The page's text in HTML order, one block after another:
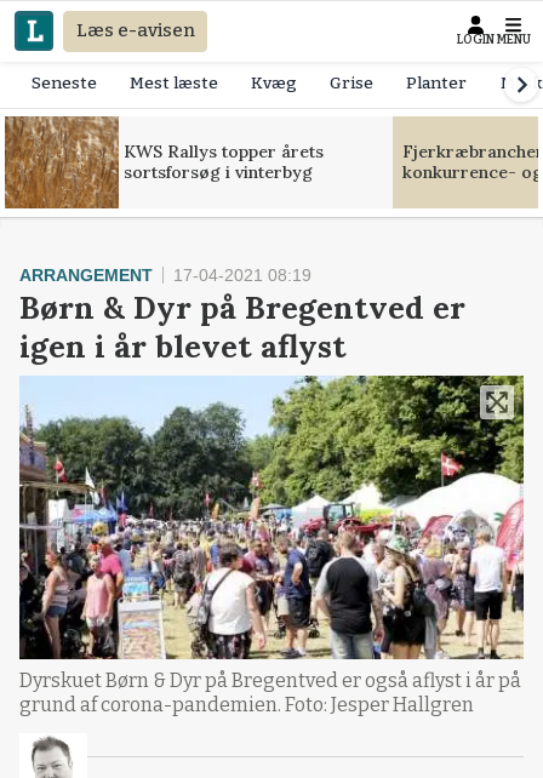
Læs e-avisen LOGIN MENU
Seneste Mest læste Kvæg Grise Planter
KWS Rallys topper årets
sortsforsøg i vinterbyg
konkurrence-
ARRANGEMENT 17-04-2021 08:19
Børn & Dyr på Bregentved er
igen i år blevet aflyst
Dyrskuet Børn & Dyr på Bregentved er også aflyst i år på
grund af corona-pandemien. Foto: Jesper Hallgren